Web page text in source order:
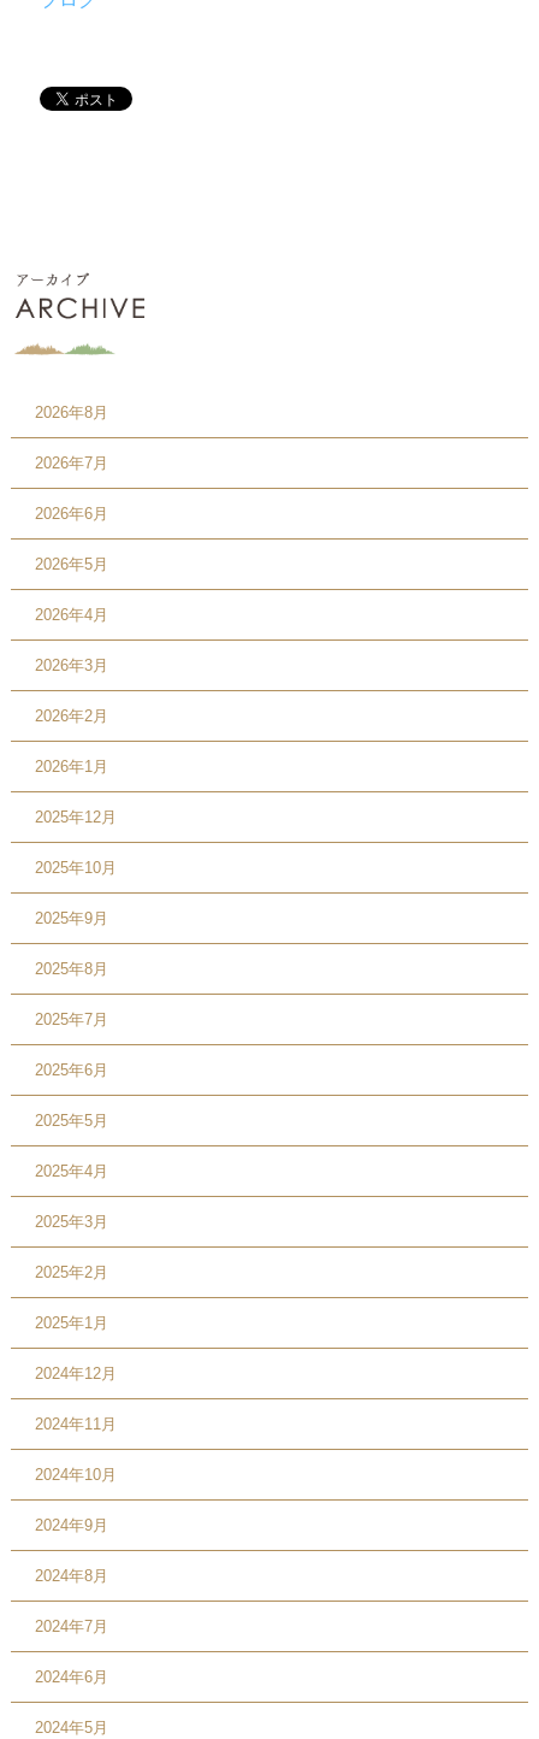
2026年8月
2026年7月
2026年6月
2026年5月
2026年4月
2026年3月
2026年2月
2026年1月
2025年12月
2025年10月
2025年9月
2025年8月
2025年7月
2025年6月
2025年5月
2025年4月
2025年3月
2025年2月
2025年1月
2024年12月
2024年11月
2024年10月
2024年9月
2024年8月
2024年7月
2024年6月
2024年5月